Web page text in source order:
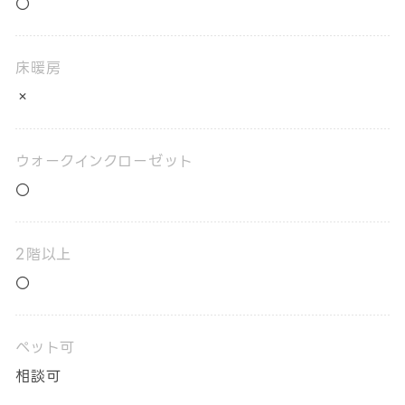
床暖房
×
ウォークインクローゼット
〇
2階以上
〇
ペット可
相談可